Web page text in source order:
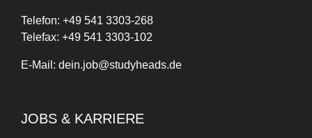
Telefon: +49 541 3303-268
Telefax: +49 541 3303-102
E-Mail: dein.job@studyheads.de
JOBS & KARRIERE